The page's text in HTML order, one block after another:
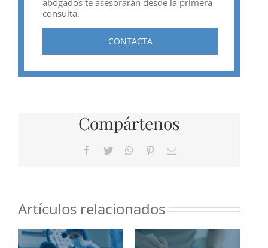
consulta.
CONTACTA
Compártenos
Facebook
Twitter WhatsApp
PinterestCorreo
Artículos relacionados